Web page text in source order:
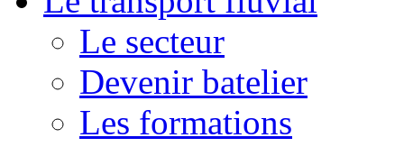
Le secteur
Devenir batelier
Les formations